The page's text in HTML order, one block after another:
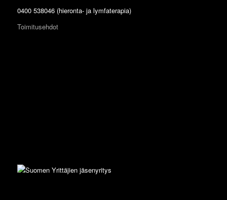
0400 538046 (hieronta- ja lymfaterapia)
Toimitusehdot